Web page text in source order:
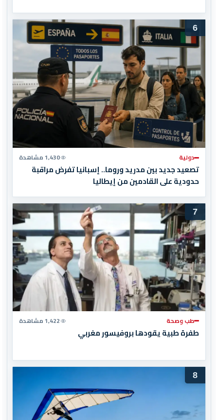
6
دولية 1,430 مشاهدة
تصعيد جديد بين مدريد وروما.. إسبانيا تفرض مراقبة
حدودية على القادمين من إيطاليا
7
طب وصحة 1,422 مشاهدة
طفرة طبية يقودها بروفيسور مغربي
8